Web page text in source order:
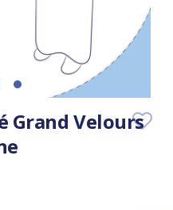
Grand Velours